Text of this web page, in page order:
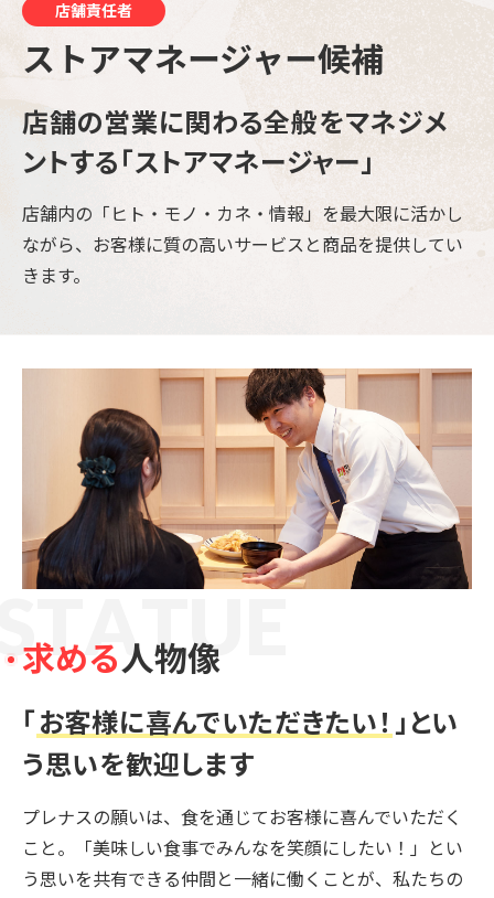
店舗責任者
ストアマネージャー候補
店舗の営業に関わる全般をマネジメ
ントする「ストアマネージャー」
店舗内の「ヒト・モノ・カネ・情報」を最大限に活かし
ながら、お客様に質の高いサービスと商品を提供してい
きます。
TATU
求める人物像
「 お客様に喜んでいただきたい！ 」 とい
う思いを歓迎します
プレナスの願いは、食を通じてお客様に喜んでいただく
こと。「美味しい食事でみんなを笑顔にしたい！」とい
う思いを共有できる仲間と一緒に働くことが、私たちの